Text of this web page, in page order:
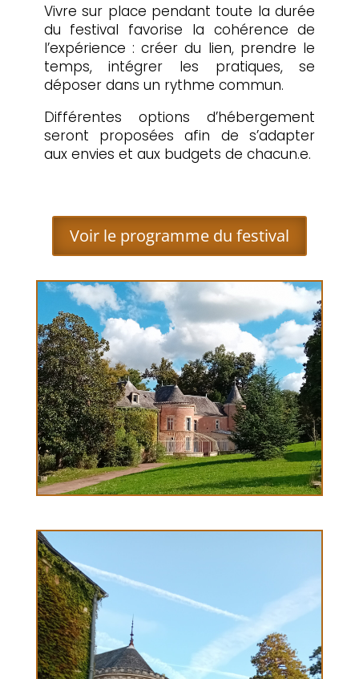
Vivre sur place pendant toute la durée
du festival favorise la cohérence de
l’expérience : créer du lien, prendre le
temps, intégrer les pratiques, se
déposer dans un rythme commun.
Différentes options d’hébergement
seront proposées afin de s’adapter
aux envies et aux budgets de chacun.e.
Voir le programme du festival